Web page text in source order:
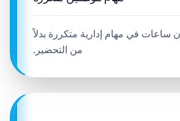
في مهام إدارية متكررة بدلاً
من التحضير.